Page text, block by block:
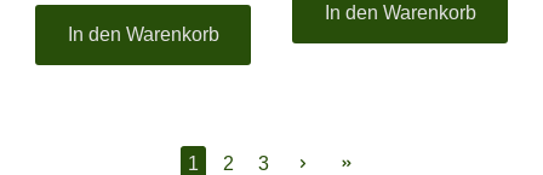
In den Warenkorb
In den Warenkorb
1 2 3